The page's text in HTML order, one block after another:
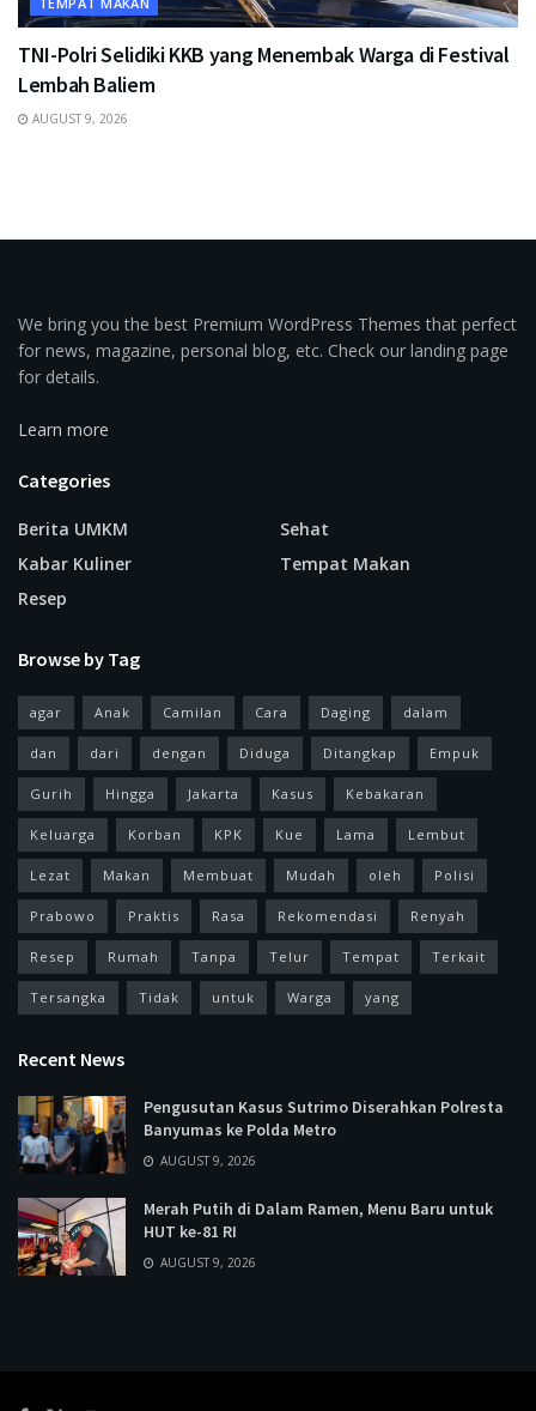
TNI-Polri Selidiki KKB yang Menembak Warga di Festival
Lembah Baliem
AUGUST 9, 2026
We bring you the best Premium WordPress Themes that perfect
for news, magazine, personal blog, etc. Check our landing page
for details.
Learn more
Categories
Berita UMKM
Kabar Kuliner
Resep
Sehat
Tempat Makan
Browse by Tag
agar Anak Camilan Cara Daging dalam
dan dari dengan Diduga Ditangkap Empuk
Gurih Hingga Jakarta Kasus Kebakaran
Keluarga Korban KPK Kue Lama Lembut
Lezat Makan Membuat Mudah oleh Polisi
Prabowo Praktis Rasa Rekomendasi Renyah
Resep Rumah Tanpa Telur Tempat Terkait
Tersangka Tidak untuk Warga yang
Recent News
Pengusutan Kasus Sutrimo Diserahkan Polresta
Banyumas ke Polda Metro
AUGUST 9, 2026
Merah Putih di Dalam Ramen, Menu Baru untuk
HUT ke-81 RI
AUGUST 9, 2026